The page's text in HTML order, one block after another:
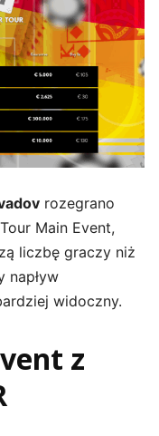
rozegrano
Main Event,
liczbę graczy niż
napływ
widoczny.
z